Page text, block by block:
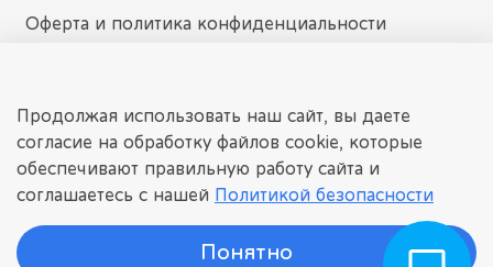
Оферта и политика конфиденциальности
dissomarket.ru
© 2025 Любое использование контента без письменного
разрешения запрещено
Продолжая использовать наш сайт, вы даете
согласие на обработку файлов cookie, которые
обеспечивают правильную работу сайта и
соглашаетесь с нашей Политикой безопасности
Понятно